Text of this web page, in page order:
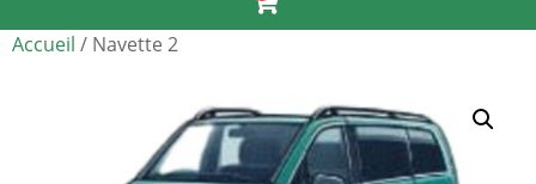
Accueil / Navette 2